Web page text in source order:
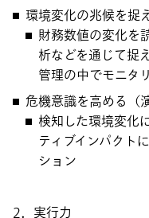
環境変化の兆候を捉
財務数値の変化を
析などを通じて捉
管理の中でモニタ
危機意識を高める（
検知した環境変化
ティブインパクト
ション
2．実行力